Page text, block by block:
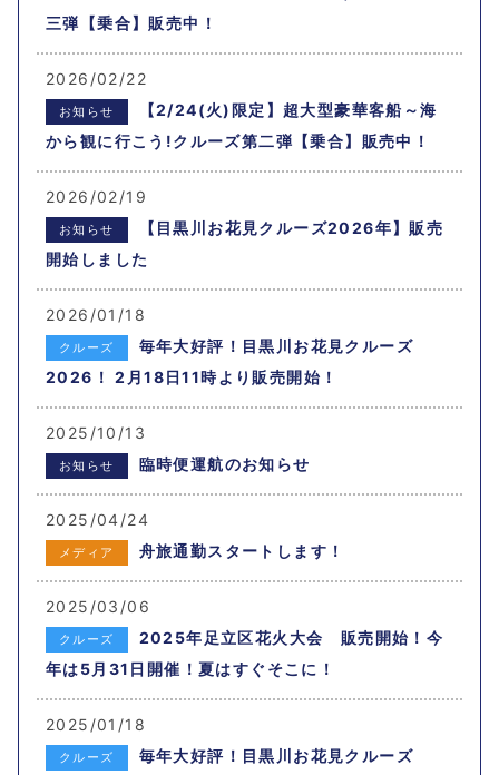
三弾【乗合】販売中！
2026/02/22
お知らせ
【2/24(火)限定】超大型豪華客船～海
から観に行こう!クルーズ第二弾【乗合】販売中！
2026/02/19
お知らせ
【目黒川お花見クルーズ2026年】販売
開始しました
2026/01/18
クルーズ
毎年大好評！目黒川お花見クルーズ
2026！ 2月18日11時より販売開始！
2025/10/13
お知らせ 臨時便運航のお知らせ
2025/04/24
メディア 舟旅通勤スタートします！
2025/03/06
クルーズ
2025年足立区花火大会 販売開始！今
年は5月31日開催！夏はすぐそこに！
2025/01/18
クルーズ
毎年大好評！目黒川お花見クルーズ